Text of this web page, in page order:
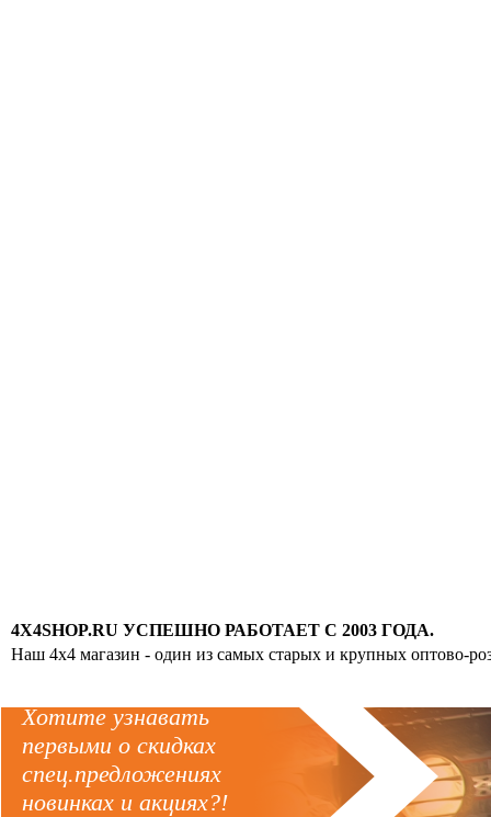
4X4SHOP.RU УСПЕШНО РАБОТАЕТ С 2003 ГОДА.
Наш 4x4 магазин - один из самых старых и крупных оптово-
Хотите узнавать
первыми о скидках
спец.предложениях
новинках и акциях?!